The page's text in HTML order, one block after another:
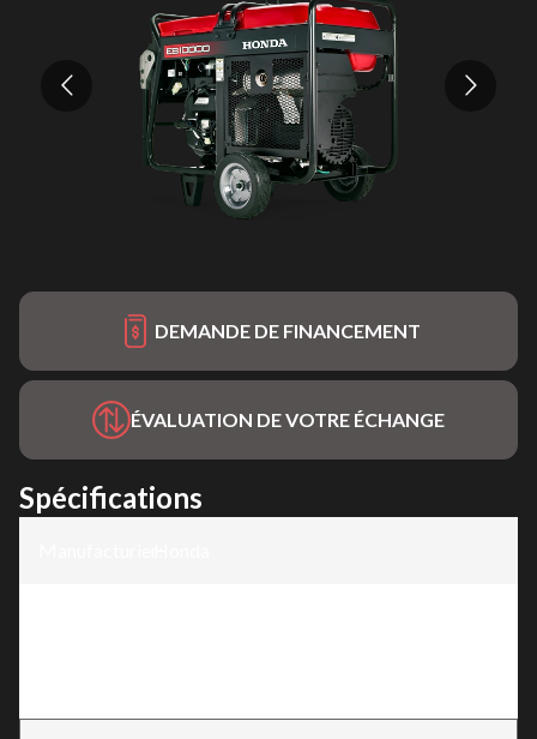
DEMANDE DE FINANCEMENT
ÉVALUATION DE VOTRE ÉCHANGE
Spécifications